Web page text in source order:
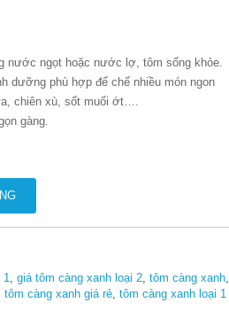
nước ngọt hoặc nước lợ, tôm sống khỏe.
dưỡng phù hợp để chế nhiều món ngon
chiên xù, sốt muối ớt….
gàng.
1, giá tôm càng xanh loại 2, tôm càng xanh,
tôm càng xanh giá rẻ, tôm càng xanh loại 1